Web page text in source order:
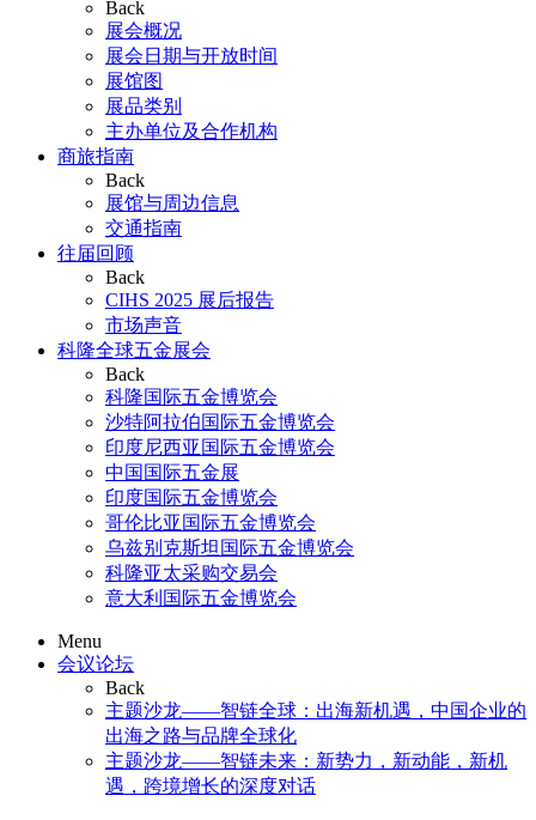
Back
展会概况
展会日期与开放时间
展馆图
展品类别
主办单位及合作机构
商旅指南
Back
展馆与周边信息
交通指南
往届回顾
Back
CIHS 2025 展后报告
市场声音
科隆全球五金展会
Back
科隆国际五金博览会
沙特阿拉伯国际五金博览会
印度尼西亚国际五金博览会
中国国际五金展
印度国际五金博览会
哥伦比亚国际五金博览会
乌兹别克斯坦国际五金博览会
科隆亚太采购交易会
意大利国际五金博览会
Menu
会议论坛
Back
主题沙龙——智链全球：出海新机遇，中国企业的
出海之路与品牌全球化
主题沙龙——智链未来：新势力，新动能，新机
遇，跨境增长的深度对话